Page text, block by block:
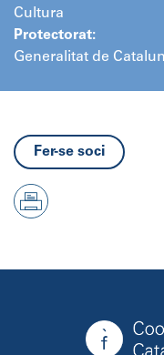
Cultura
Protectorat:
Generalitat de
Fer-se soci